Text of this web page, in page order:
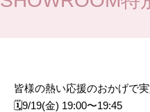
皆様の熱い応援のおかげで
🗓️9/19(金) 19:00〜19:45